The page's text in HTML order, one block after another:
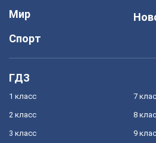
Мир
Спорт
ГДЗ
1 класс
2 класс
3 класс
7
8
9